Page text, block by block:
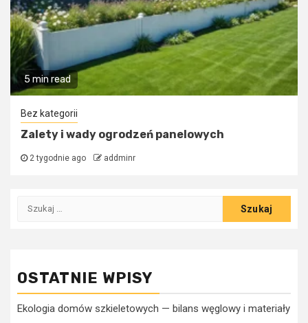
5 min read
Bez kategorii
Zalety i wady ogrodzeń panelowych
2 tygodnie ago addminr
Szukaj:
OSTATNIE WPISY
Ekologia domów szkieletowych — bilans węglowy i materiały